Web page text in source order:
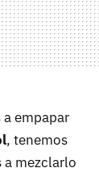
empapar
, tenemos
a mezclarlo